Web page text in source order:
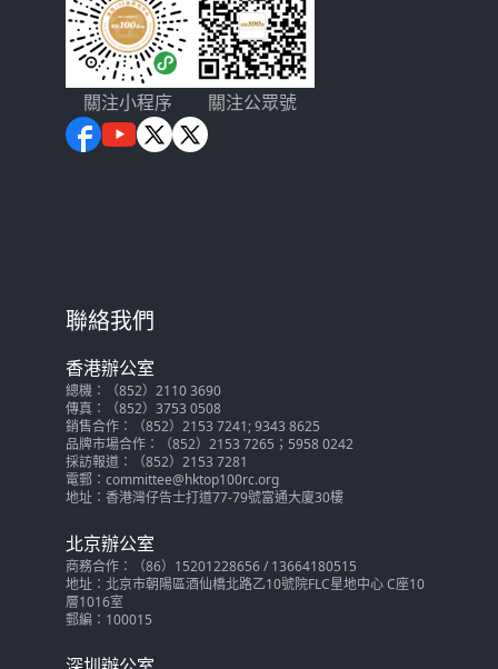
關注小程序 關注公眾號
聯絡我們
香港辦公室
總機：（852）2110 3690
傳真：（852）3753 0508
銷售合作：（852）2153 7241; 9343 8625
品牌市場合作：（852）2153 7265；5958 0242
採訪報道：（852）2153 7281
電郵：committee@hktop100rc.org
地址：香港灣仔告士打道77-79號富通大廈30樓
北京辦公室
商務合作：（86）15201228656 / 13664180515
地址：北京市朝陽區酒仙橋北路乙10號院FLC星地中心 C座10
層1016室
郵編：100015